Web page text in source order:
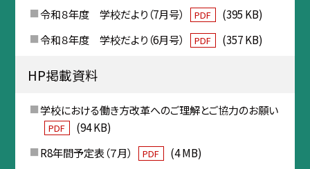
令和８年度 学校だより（7月号） PDF
(395 KB)
令和８年度 学校だより（6月号）
PDF (357 KB)
HP掲載資料
学校における働き方改革へのご理解とご協力のお願い
PDF
(94 KB)
R8年間予定表（７月）
PDF
(4 MB)